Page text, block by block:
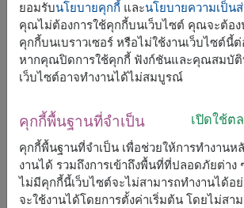
จัดส่งได้เร็วสุด วันนี้
แต่สามารถกำหนดวันได้
ราคาตามพื้นที่จัดส่ง
เริ่มต้นที่
ฟรีจัดส่ง + ฟรีการ์ดเขี
ยอมรับนโยบายคุกกี้ และนโยบายความเป็น
คุณไม่ต้องการใช้คุกกี้บนเว็บไซต์ คุณจะต้อง
คุกกี้บนเบราวเซอร์ หรือไม่ใช้งานเว็บไซต์นี้
หากคุณปิดการใช้คุกกี้ ฟังก์ชันและคุณสมบัติ
เว็บไซต์อาจทำงานได้ไม่สมบูรณ์
คุกกี้พื้นฐานที่จำเป็น เปิดใช้ต
คุกกี้พื้นฐานที่จำเป็น เพื่อช่วยให้การทำงานห
งานได้ รวมถึงการเข้าถึงพื้นที่ที่ปลอดภัยต่าง
ไม่มีคุกกี้นี้เว็บไซต์จะไม่สามารถทำงานได้อย่
จะใช้งานได้โดยการตั้งค่าเริ่มต้น โดยไม่สา